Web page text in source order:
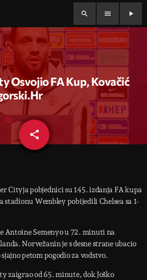
search menu play_arrow
Osvojio FA Kup, Kovačić
share
email
Cityja pobjednici su 145. izdanja FA kupa
stadionu Wembley pobijedili Chelsea sa 1-
Antoine Semenyo u 72. minuti na
Norvežanin je s desne strane ubacio
petom pogodio za vodstvo.
zaigrao od 65. minute, dok Joško